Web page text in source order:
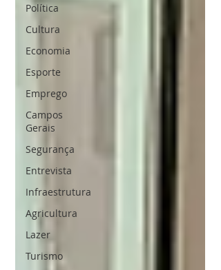
Política
Cultura
Economia
Esporte
Emprego
Campos
Gerais
Segurança
Entrevista
Infraestrutura
Agricultura
Lazer
Turismo